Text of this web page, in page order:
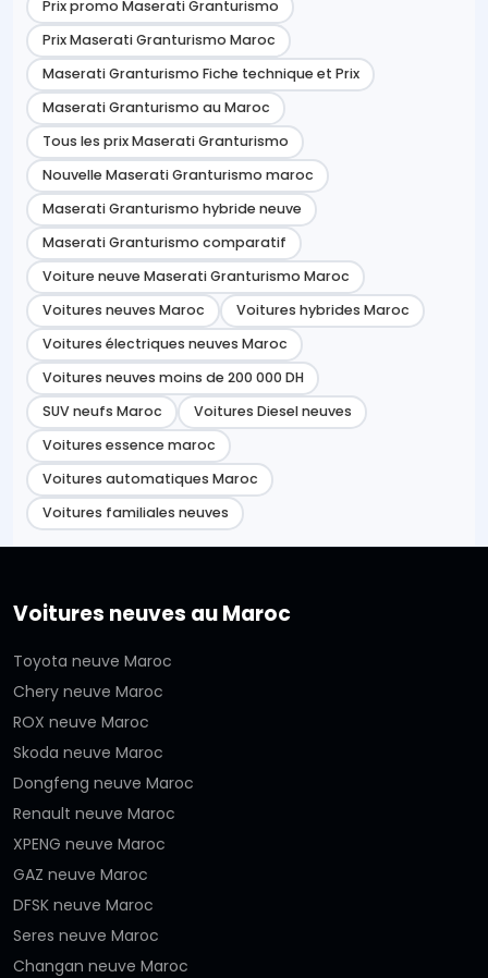
Prix promo Maserati Granturismo
Prix Maserati Granturismo Maroc
Maserati Granturismo Fiche technique et Prix
Maserati Granturismo au Maroc
Tous les prix Maserati Granturismo
Nouvelle Maserati Granturismo maroc
Maserati Granturismo hybride neuve
Maserati Granturismo comparatif
Voiture neuve Maserati Granturismo Maroc
Voitures neuves Maroc
Voitures hybrides Maroc
Voitures électriques neuves Maroc
Voitures neuves moins de 200 000 DH
SUV neufs Maroc
Voitures Diesel neuves
Voitures essence maroc
Voitures automatiques Maroc
Voitures familiales neuves
Voitures neuves au Maroc
Toyota neuve Maroc
Chery neuve Maroc
ROX neuve Maroc
Skoda neuve Maroc
Dongfeng neuve Maroc
Renault neuve Maroc
XPENG neuve Maroc
GAZ neuve Maroc
DFSK neuve Maroc
Seres neuve Maroc
Changan neuve Maroc